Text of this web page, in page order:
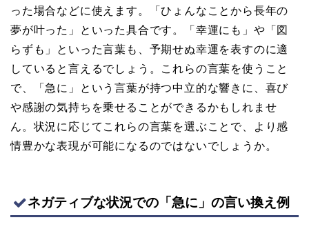
った場合などに使えます。「ひょんなことから長年の
夢が叶った」といった具合です。「幸運にも」や「図
らずも」といった言葉も、予期せぬ幸運を表すのに適
していると言えるでしょう。これらの言葉を使うこと
で、「急に」という言葉が持つ中立的な響きに、喜び
や感謝の気持ちを乗せることができるかもしれませ
ん。状況に応じてこれらの言葉を選ぶことで、より感
情豊かな表現が可能になるのではないでしょうか。
ネガティブな状況での「急に」の言い換え例